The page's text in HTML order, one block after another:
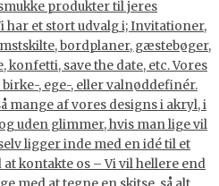
produkter til jeres
har et stort udvalg i; Invitationer,
bordplaner, gæstebøger,
save the date, etc. Vores
, ege-, eller valnøddefinér.
mange af vores designs i akryl, i
uden glimmer, hvis man lige vil
ligger inde med en idé til et
at kontakte os – Vi vil hellere end